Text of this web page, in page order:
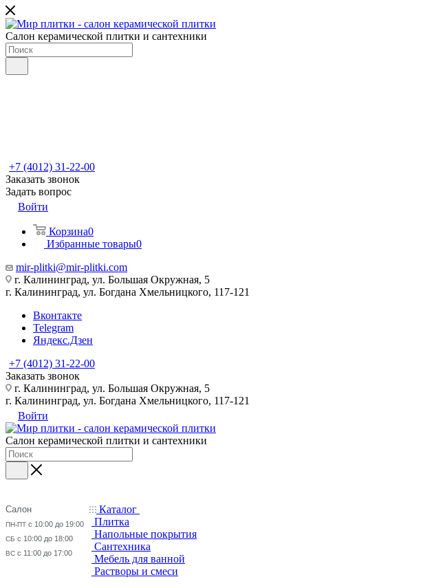
Салон керамической плитки и сантехники
+7 (4012) 31-22-00
Заказать звонок
Задать вопрос
Войти
Корзина0
Избранные товары0
mir-plitki@mir-plitki.com
г. Калининград, ул. Большая Окружная, 5
г. Калининград, ул. Богдана Хмельницкого, 117-121
Вконтакте
Telegram
Яндекс.Дзен
+7 (4012) 31-22-00
Заказать звонок
г. Калининград, ул. Большая Окружная, 5
г. Калининград, ул. Богдана Хмельницкого, 117-121
Войти
Салон керамической плитки и сантехники
Салон
ПН-ПТ с 10:00 до 19:00
СБ с 10:00 до 18:00
ВС с 11:00 до 17:00
Каталог
Плитка
Напольные покрытия
Сантехника
Мебель для ванной
Растворы и смеси